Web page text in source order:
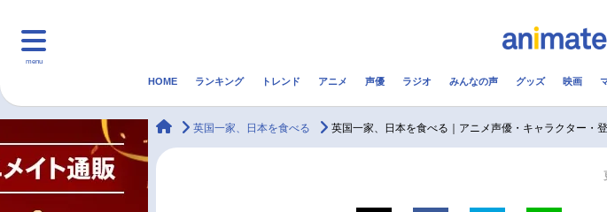
menu
マンガ・ラノベ
HOME ランキング トレンド アニメ 声優 ラジオ みんなの声 グッズ 映画
animateTimes
英国一家、日本を食べる 英国一家、日本を食べる｜アニメ声優・キャラクター・